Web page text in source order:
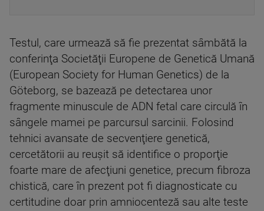
Testul, care urmează să fie prezentat sâmbătă la
conferinţa Societăţii Europene de Genetică Umană
(European Society for Human Genetics) de la
Göteborg, se bazează pe detectarea unor
fragmente minuscule de ADN fetal care circulă în
sângele mamei pe parcursul sarcinii. Folosind
tehnici avansate de secvenţiere genetică,
cercetătorii au reuşit să identifice o proporţie
foarte mare de afecţiuni genetice, precum fibroza
chistică, care în prezent pot fi diagnosticate cu
certitudine doar prin amniocenteză sau alte teste